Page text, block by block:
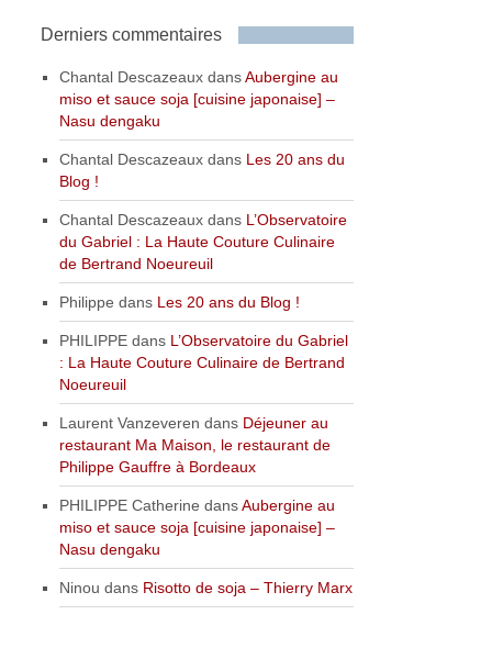
Derniers commentaires
Chantal Descazeaux dansAubergine au
miso et sauce soja [cuisine japonaise] –
Nasu dengaku
Chantal Descazeaux dans Les 20 ans du
Blog !
Chantal Descazeaux dans L’Observatoire
du Gabriel : La Haute Couture Culinaire
de Bertrand Noeureuil
Philippe dans Les 20 ans du Blog !
PHILIPPE dans L’Observatoire du Gabriel
: La Haute Couture Culinaire de Bertrand
Noeureuil
Laurent Vanzeveren dans Déjeuner au
restaurant Ma Maison, le restaurant de
Philippe Gauffre à Bordeaux
PHILIPPE Catherine dansAubergine au
miso et sauce soja [cuisine japonaise] –
Nasu dengaku
Ninou dans Risotto de soja – Thierry Marx